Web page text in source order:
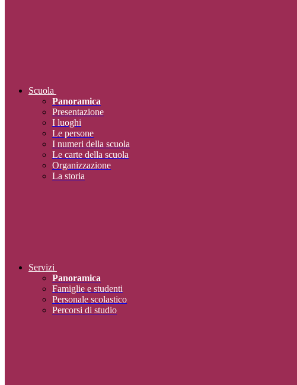
Scuola
Panoramica
Presentazione
I luoghi
Le persone
I numeri della scuola
Le carte della scuola
Organizzazione
La storia
Servizi
Panoramica
Famiglie e studenti
Personale scolastico
Percorsi di studio